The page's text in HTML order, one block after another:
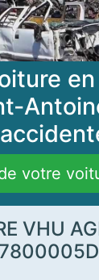
votre
VHU